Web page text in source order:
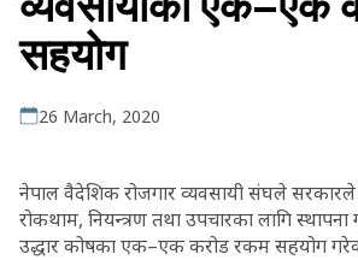
सहयोग
26 March, 2020
नेपाल वैदेशिक रोजगार व्यवसायी संघले सरकारले
रोकथाम, नियन्त्रण तथा उपचारका लागि
उद्धार कोषका एक–एक करोड रकम सहयोग